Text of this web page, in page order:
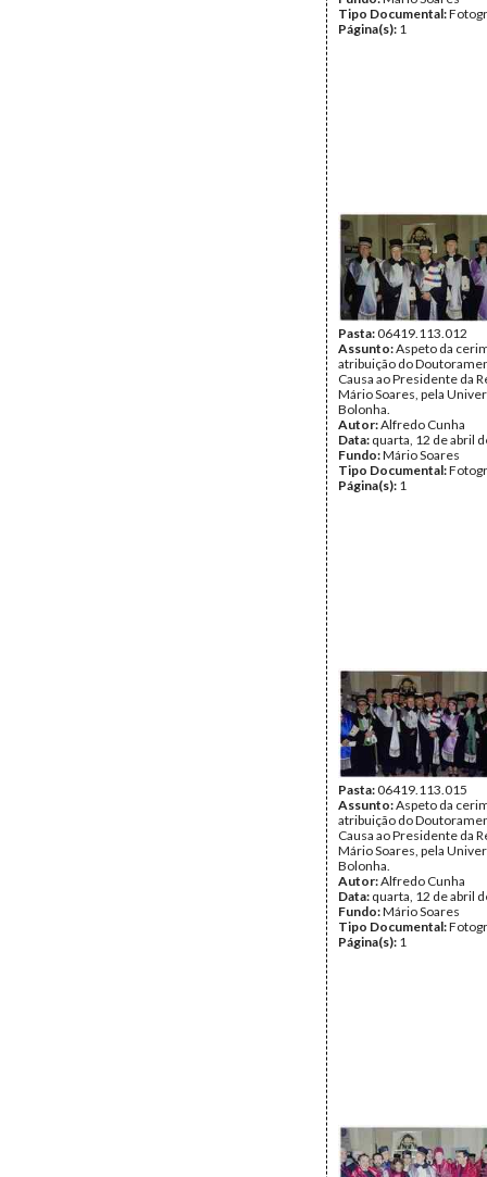
Tipo Documental:
Página(s): 1
Pasta:06419.113.012
Assunto:Aspeto da
atribuição do
Causa ao Presidente da
Mário Soares, pela
Bolonha.
Autor:Alfredo Cunha
Data: quarta, 12 de abril
Fundo:Mário Soares
Tipo Documental:
Página(s): 1
Pasta:06419.113.015
Assunto:Aspeto da
atribuição do
Causa ao Presidente da
Mário Soares, pela
Bolonha.
Autor:Alfredo Cunha
Data: quarta, 12 de abril
Fundo:Mário Soares
Tipo Documental:
Página(s): 1